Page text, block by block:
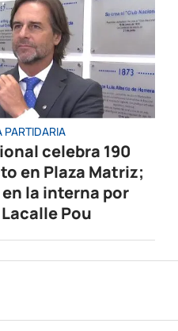
PARTIDARIA
celebra 190
en Plaza Matriz;
la interna por
Pou